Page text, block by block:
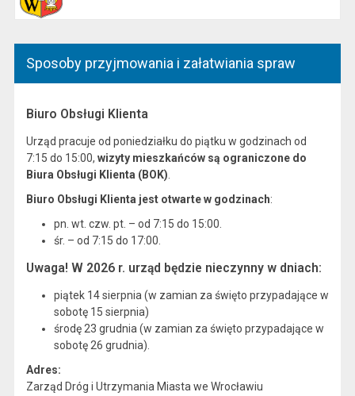
Sposoby przyjmowania i załatwiania spraw
Biuro Obsługi Klienta
Urząd pracuje od poniedziałku do piątku w godzinach od
7:15 do 15:00, wizyty mieszkańców są ograniczone do
Biura Obsługi Klienta (BOK)
Biuro Obsługi Klienta jest otwarte w godzinach:
pn. wt. czw. pt. – od 7:15 do 15:00.
śr. – od 7:15 do 17:00.
Uwaga! W 2026 r. urząd będzie nieczynny w dniach:
piątek 14 sierpnia (w zamian za święto przypadające w
sobotę 15 sierpnia)
środę 23 grudnia (w zamian za święto przypadające w
sobotę 26 grudnia).
Adres:
Zarząd Dróg i Utrzymania Miasta we Wrocławiu